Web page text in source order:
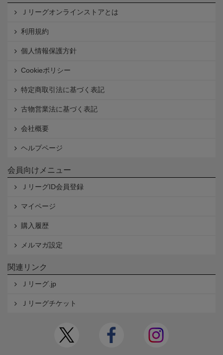
Ｊリーグオンラインストアとは
利用規約
個人情報保護方針
Cookieポリシー
特定商取引法に基づく表記
古物営業法に基づく表記
会社概要
ヘルプページ
会員向けメニュー
ＪリーグID会員登録
マイページ
購入履歴
メルマガ設定
関連リンク
Ｊリーグ.jp
Ｊリーグチケット